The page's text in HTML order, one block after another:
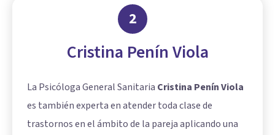
2
Cristina Penín Viola
La Psicóloga General Sanitaria Cristina Penín Viola
es también experta en atender toda clase de
trastornos en el ámbito de la pareja aplicando una